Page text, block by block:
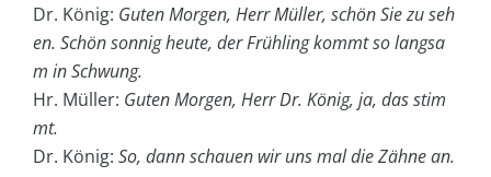
Dr. König: Guten Morgen, Herr Müller, schön Sie zu seh
en. Schön sonnig heute, der Frühling kommt so langsa
m in Schwung.
Hr. Müller: Guten Morgen, Herr Dr. König, ja, das stim
mt.
Dr. König: So, dann schauen wir uns mal die Zähne an.